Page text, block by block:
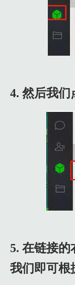
4. 然后我们
5. 在链接的
我们即可根